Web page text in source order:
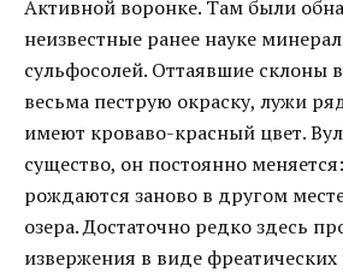
Активной воронке. Там были
неизвестные ранее науке
сульфосолей. Оттаявшие склоны
весьма пеструю окраску, лужи
имеют кроваво-красный цвет.
существо, он постоянно
рождаются заново в другом
озера. Достаточно редко здесь
извержения в виде